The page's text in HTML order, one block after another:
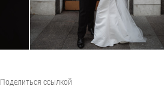
Поделиться ссылкой